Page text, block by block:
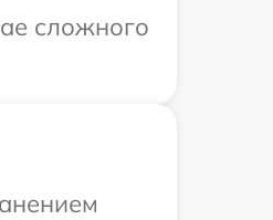
сложного